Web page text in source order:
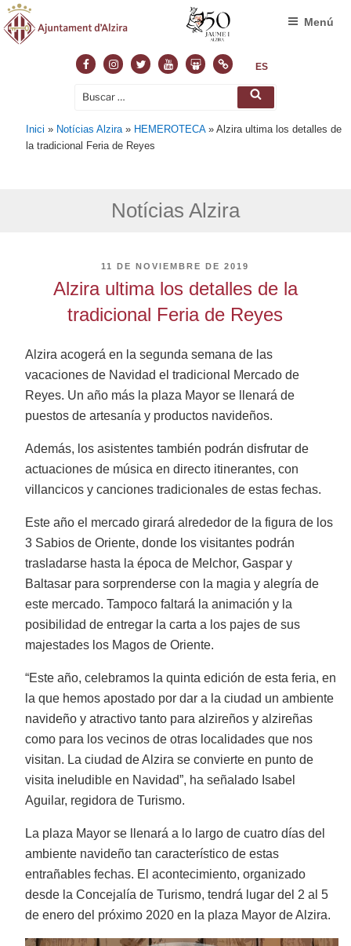
FacebookInstagram
TwitterYoutubeSlideshare
NormasES
Buscar
Buscar
Menú
Inici » Notícias Alzira » HEMEROTECA»Alzira ultima los detalles de
la tradicional Feria de Reyes
Notícias Alzira
PUBLICADO
11 DE NOVIEMBRE DE 2019
Alzira ultima los detalles de la
tradicional Feria de Reyes
Alzira acogerá en la segunda semana de las
vacaciones de Navidad el tradicional Mercado de
Reyes. Un año más la plaza Mayor se llenará de
puestos de artesanía y productos navideños.
Además, los asistentes también podrán disfrutar de
actuaciones de música en directo itinerantes, con
villancicos y canciones tradicionales de estas fechas.
Este año el mercado girará alrededor de la figura de los
3 Sabios de Oriente, donde los visitantes podrán
trasladarse hasta la época de Melchor, Gaspar y
Baltasar para sorprenderse con la magia y alegría de
este mercado. Tampoco faltará la animación y la
posibilidad de entregar la carta a los pajes de sus
majestades los Magos de Oriente.
“Este año, celebramos la quinta edición de esta feria, en
la que hemos apostado por dar a la ciudad un ambiente
navideño y atractivo tanto para alzireños y alzireñas
como para los vecinos de otras localidades que nos
visitan. La ciudad de Alzira se convierte en punto de
visita ineludible en Navidad”, ha señalado Isabel
Aguilar, regidora de Turismo.
La plaza Mayor se llenará a lo largo de cuatro días del
ambiente navideño tan característico de estas
entrañables fechas. El acontecimiento, organizado
desde la Concejalía de Turismo, tendrá lugar del 2 al 5
de enero del próximo 2020 en la plaza Mayor de Alzira.